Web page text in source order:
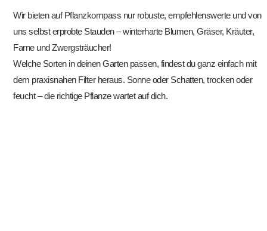
Wir bieten auf Pflanzkompass nur robuste, empfehlenswerte und von
uns selbst erprobte Stauden – winterharte Blumen, Gräser, Kräuter,
Farne und Zwergsträucher!
Welche Sorten in deinen Garten passen, findest du ganz einfach mit
dem praxisnahen Filter heraus. Sonne oder Schatten, trocken oder
feucht – die richtige Pflanze wartet auf dich.